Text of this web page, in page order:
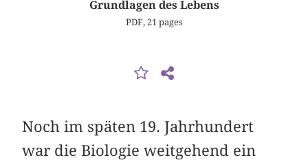
Grundlagen des Lebens
PDF, 21 pages
Noch im späten 19. Jahrhundert
war die Biologie weitgehend ein